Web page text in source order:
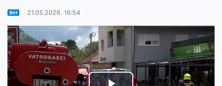
BiH 21.05.2026. 16:54